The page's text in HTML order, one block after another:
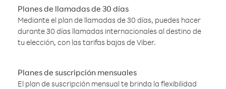
Planes de llamadas de 30 días
Mediante el plan de llamadas de 30 días, puedes hacer
durante 30 días llamadas internacionales al destino de
tu elección, con las tarifas bajas de Viber.
Planes de suscripción mensuales
El plan de suscripción mensual te brinda la flexibilidad